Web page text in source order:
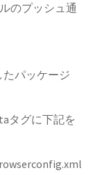
のプッシュ通
パッケージ
タグに下記を